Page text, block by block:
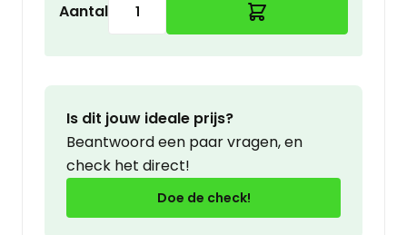
Aantal
Is dit jouw ideale prijs?
Beantwoord een paar vragen, en
check het direct!
Doe de check!